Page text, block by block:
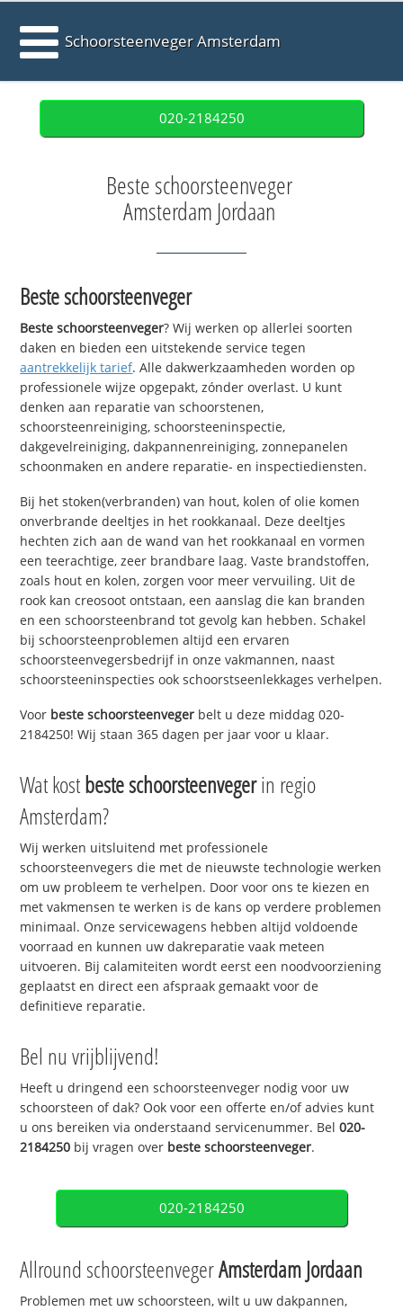
Schoorsteenveger Amsterdam
020-2184250
Beste schoorsteenveger
Amsterdam Jordaan
Beste schoorsteenveger
Beste schoorsteenveger? Wij werken op allerlei soorten
daken en bieden een uitstekende service tegen
aantrekkelijk tarief. Alle dakwerkzaamheden worden op
professionele wijze opgepakt, zónder overlast. U kunt
denken aan reparatie van schoorstenen,
schoorsteenreiniging, schoorsteeninspectie,
dakgevelreiniging, dakpannenreiniging, zonnepanelen
schoonmaken en andere reparatie- en inspectiediensten.
Bij het stoken(verbranden) van hout, kolen of olie komen
onverbrande deeltjes in het rookkanaal. Deze deeltjes
hechten zich aan de wand van het rookkanaal en vormen
een teerachtige, zeer brandbare laag. Vaste brandstoffen,
zoals hout en kolen, zorgen voor meer vervuiling. Uit de
rook kan creosoot ontstaan, een aanslag die kan branden
en een schoorsteenbrand tot gevolg kan hebben. Schakel
bij schoorsteenproblemen altijd een ervaren
schoorsteenvegersbedrijf in onze vakmannen, naast
schoorsteeninspecties ook schoorstseenlekkages verhelpen.
Voor beste schoorsteenveger belt u deze middag 020-
2184250! Wij staan 365 dagen per jaar voor u klaar.
Wat kostbeste schoorsteenvegerin regio
Amsterdam?
Wij werken uitsluitend met professionele
schoorsteenvegers die met de nieuwste technologie werken
om uw probleem te verhelpen. Door voor ons te kiezen en
met vakmensen te werken is de kans op verdere problemen
minimaal. Onze servicewagens hebben altijd voldoende
voorraad en kunnen uw dakreparatie vaak meteen
uitvoeren. Bij calamiteiten wordt eerst een noodvoorziening
geplaatst en direct een afspraak gemaakt voor de
definitieve reparatie.
Bel nu vrijblijvend!
Heeft u dringend een schoorsteenveger nodig voor uw
schoorsteen of dak? Ook voor een offerte en/of advies kunt
u ons bereiken via onderstaand servicenummer. Bel020-
2184250 bij vragen over beste schoorsteenveger.
020-2184250
Allround schoorsteenvegerAmsterdam Jordaan
Problemen met uw schoorsteen, wilt u uw dakpannen,